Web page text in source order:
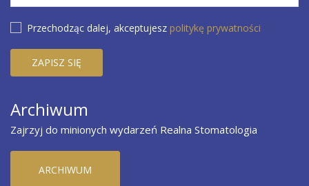
Przechodząc dalej, akceptujesz politykę prywatności
Archiwum
Zajrzyj do minionych wydarzeń Realna Stomatologia
ARCHIWUM